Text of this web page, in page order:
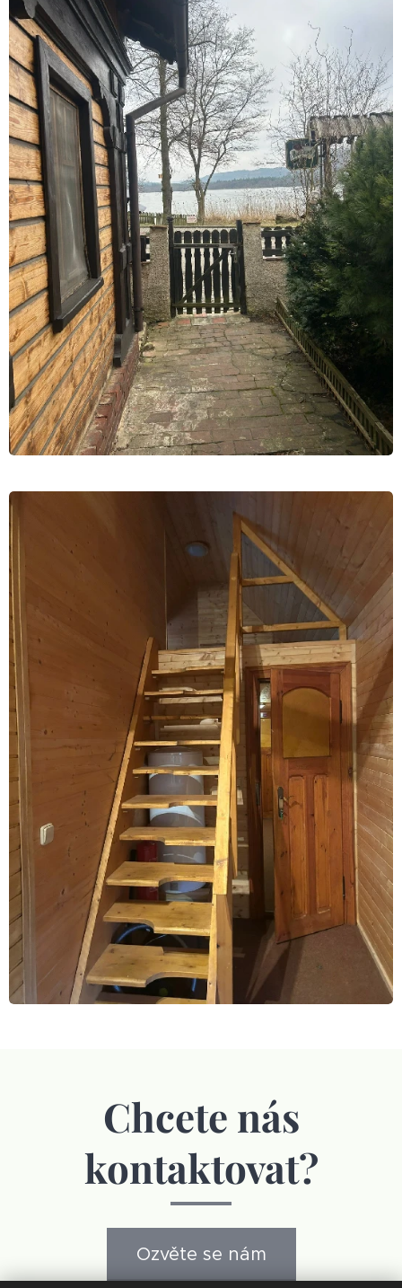
Chcete nás
kontaktovat?
Ozvěte se nám